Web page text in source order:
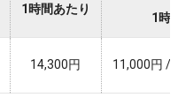
1時間あたり
1時
14,300円 11,000円 /